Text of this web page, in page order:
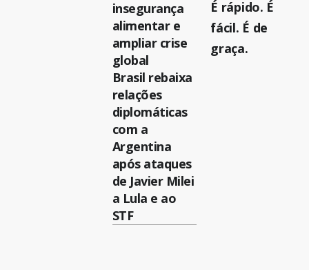
insegurança
alimentar e
ampliar crise
global
Brasil rebaixa
relações
diplomáticas
com a
Argentina
após ataques
de Javier Milei
a Lula e ao
STF
É rápido. É
fácil. É de
graça.